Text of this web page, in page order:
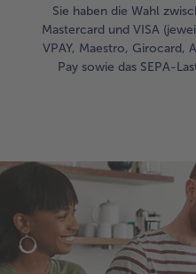
Sie haben die Wahl
Mastercard und VISA
VPAY, Maestro, Girocard,
Pay sowie das SEPA-